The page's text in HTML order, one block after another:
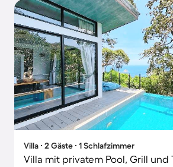
Villa ∙ 2 Gäste ∙ 1 Schlafzimmer